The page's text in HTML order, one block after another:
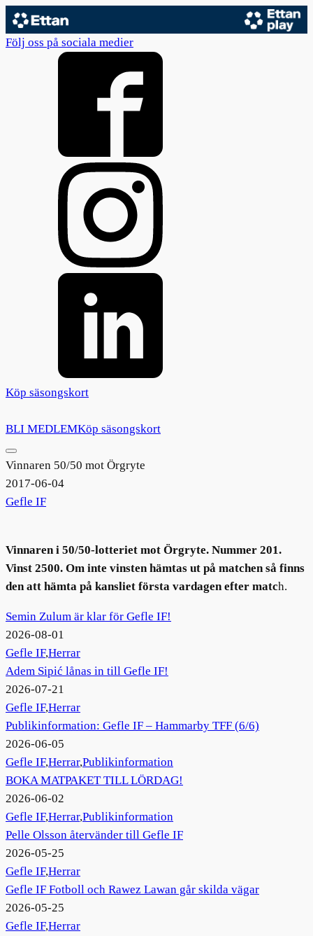
Följ oss på sociala medier
Köp säsongskort
BLI MEDLEMKöp säsongskort
Vinnaren 50/50 mot Örgryte
2017-06-04
Gefle IF
Vinnaren i 50/50-lotteriet mot Örgryte. Nummer 201.
Vinst 2500. Om inte vinsten hämtas ut på matchen så finns
den att hämta på kansliet första vardagen efter match.
Semin Zulum är klar för Gefle IF!
2026-08-01
Gefle IF,Herrar
Adem Sipić lånas in till Gefle IF!
2026-07-21
Gefle IF,Herrar
Publikinformation: Gefle IF – Hammarby TFF (6/6)
2026-06-05
Gefle IF,Herrar,Publikinformation
BOKA MATPAKET TILL LÖRDAG!
2026-06-02
Gefle IF,Herrar,Publikinformation
Pelle Olsson återvänder till Gefle IF
2026-05-25
Gefle IF,Herrar
Gefle IF Fotboll och Rawez Lawan går skilda vägar
2026-05-25
Gefle IF,Herrar